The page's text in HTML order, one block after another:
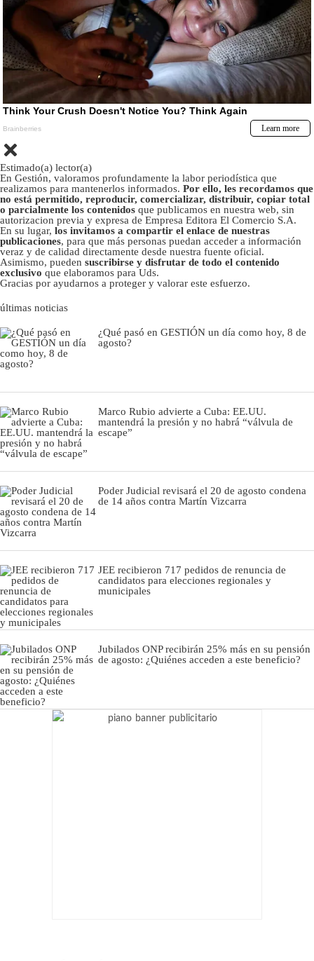
Estimado(a) lector(a)
En Gestión, valoramos profundamente la labor periodística que
realizamos para mantenerlos informados. Por ello, les recordamos que
no está permitido, reproducir, comercializar, distribuir, copiar total
o parcialmente los contenidos que publicamos en nuestra web, sin
autorizacion previa y expresa de Empresa Editora El Comercio S.A.
En su lugar, los invitamos a compartir el enlace de nuestras
publicaciones, para que más personas puedan acceder a información
veraz y de calidad directamente desde nuestra fuente oficial.
Asimismo, pueden suscribirse y disfrutar de todo el contenido
exclusivo que elaboramos para Uds.
Gracias por ayudarnos a proteger y valorar este esfuerzo.
últimas noticias
¿Qué pasó en GESTIÓN un día como hoy, 8 de
agosto?
Marco Rubio advierte a Cuba: EE.UU.
mantendrá la presión y no habrá “válvula de
escape”
Poder Judicial revisará el 20 de agosto condena
de 14 años contra Martín Vizcarra
JEE recibieron 717 pedidos de renuncia de
candidatos para elecciones regionales y
municipales
Jubilados ONP recibirán 25% más en su pensión
de agosto: ¿Quiénes acceden a este beneficio?